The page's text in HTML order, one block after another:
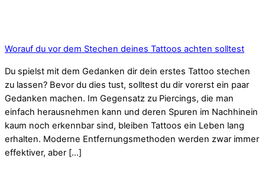
Worauf du vor dem Stechen deines Tattoos achten solltest
Du spielst mit dem Gedanken dir dein erstes Tattoo stechen
zu lassen? Bevor du dies tust, solltest du dir vorerst ein paar
Gedanken machen. Im Gegensatz zu Piercings, die man
einfach herausnehmen kann und deren Spuren im Nachhinein
kaum noch erkennbar sind, bleiben Tattoos ein Leben lang
erhalten. Moderne Entfernungsmethoden werden zwar immer
effektiver, aber […]